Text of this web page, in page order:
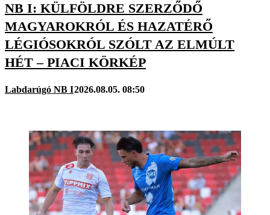
NB I: KÜLFÖLDRE SZERZŐDŐ
MAGYAROKRÓL ÉS HAZATÉRŐ
LÉGIÓSOKRÓL SZÓLT AZ ELMÚLT
HÉT – PIACI KÖRKÉP
Labdarúgó NB I2026.08.05. 08:50